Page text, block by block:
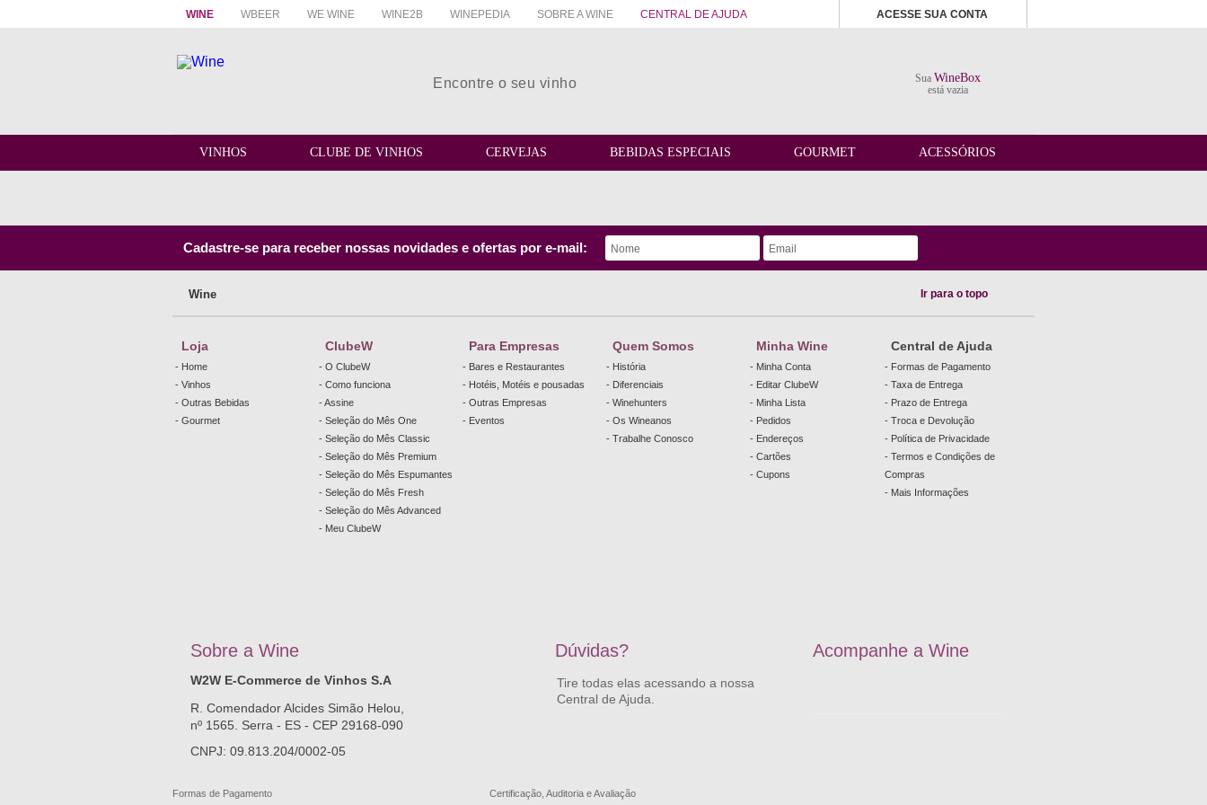
WINE WBEER WE WINE WINE2B WINEPEDIA SOBRE A WINE CENTRAL DE AJUDA ACESSE SUA CONTA
Sua WineBox
está vazia
VINHOS CLUBE DE VINHOS CERVEJAS BEBIDAS ESPECIAIS GOURMET ACESSÓRIOS
Cadastre-se para receber nossas novidades e ofertas por e-mail:
Wine Ir para o topo
Loja
- Home
- Vinhos
- Outras Bebidas
- Gourmet
ClubeW
- O ClubeW
- Como funciona
- Assine
- Seleção do Mês One
- Seleção do Mês Classic
- Seleção do Mês Premium
- Seleção do Mês Espumantes
- Seleção do Mês Fresh
- Seleção do Mês Advanced
- Meu ClubeW
Para Empresas
- Bares e Restaurantes
- Hotéis, Motéis e pousadas
- Outras Empresas
- Eventos
Quem Somos
- História
- Diferenciais
- Winehunters
- Os Wineanos
- Trabalhe Conosco
Minha Wine
- Minha Conta
- Editar ClubeW
- Minha Lista
- Pedidos
- Endereços
- Cartões
- Cupons
Central de Ajuda
- Formas de Pagamento
- Taxa de Entrega
- Prazo de Entrega
- Troca e Devolução
- Política de Privacidade
- Termos e Condições de
Compras
- Mais Informações
Sobre a Wine
W2W E-Commerce de Vinhos S.A
R. Comendador Alcides Simão Helou,
nº 1565. Serra - ES - CEP 29168-090
CNPJ: 09.813.204/0002-05
Dúvidas?
Tire todas elas acessando a nossa
Central de Ajuda.
Acompanhe a Wine
Formas de Pagamento Certificação, Auditoria e Avaliação